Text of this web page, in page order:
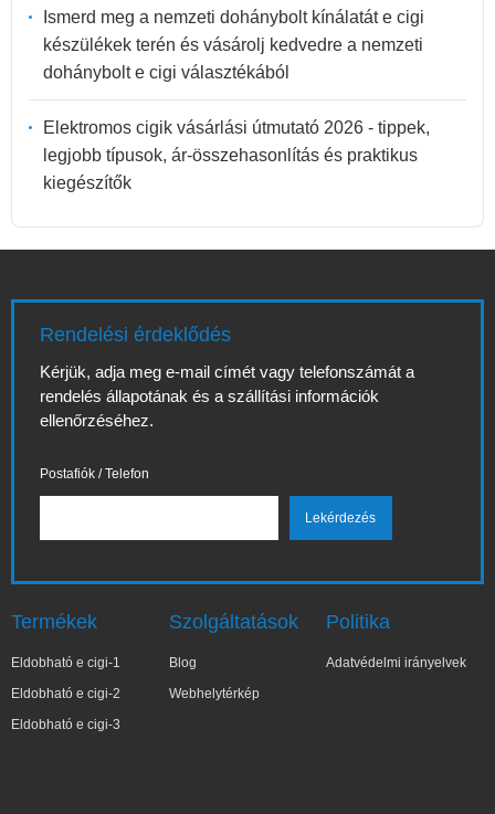
Ismerd meg a nemzeti dohánybolt kínálatát e cigi
készülékek terén és vásárolj kedvedre a nemzeti
dohánybolt e cigi választékából
Elektromos cigik vásárlási útmutató 2026 - tippek,
legjobb típusok, ár-összehasonlítás és praktikus
kiegészítők
Rendelési érdeklődés
Kérjük, adja meg e-mail címét vagy telefonszámát a
rendelés állapotának és a szállítási információk
ellenőrzéséhez.
Postafiók / Telefon
Termékek
Eldobható e cigi-1
Eldobható e cigi-2
Eldobható e cigi-3
Szolgáltatások
Blog
Webhelytérkép
Politika
Adatvédelmi irányelvek